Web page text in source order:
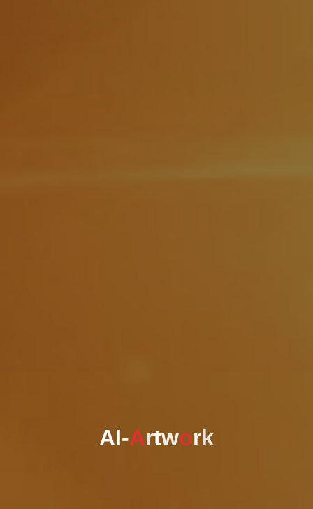
AI-Artwork